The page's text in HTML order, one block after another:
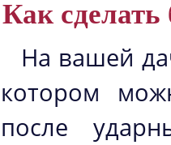
Как сделать
На вашей
котором
после